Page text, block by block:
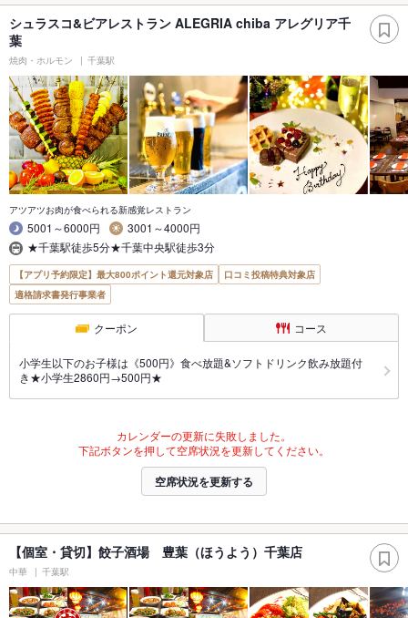
シュラスコ&ビアレストラン ALEGRIA chiba アレグリア千
葉
焼肉・ホルモン 千葉駅
アツアツお肉が食べられる新感覚レストラン
5001～6000円
3001～4000円
★千葉駅徒歩5分★千葉中央駅徒歩3分
【アプリ予約限定】最大800ポイント還元対象店
口コミ投稿特典対象店
適格請求書発行事業者
クーポン コース
小学生以下のお子様は《500円》食べ放題&ソフトドリンク飲み放題付
き★小学生2860円→500円★
カレンダーの更新に失敗しました。
下記ボタンを押して空席状況を更新してください。
空席状況を更新する
【個室・貸切】餃子酒場 豊葉（ほうよう）千葉店
中華 千葉駅